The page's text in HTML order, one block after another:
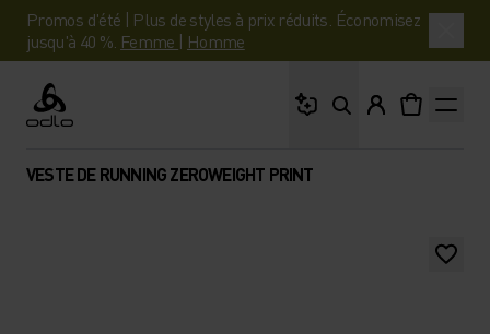
Promos d'été | Plus de styles à prix réduits. Économisez
jusqu'à 40 %. Femme | Homme
Odlo
VESTE DE RUNNING ZEROWEIGHT PRINT